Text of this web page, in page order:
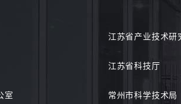
江苏省产业技术研
江苏省科技厅
室 常州市科学技术局